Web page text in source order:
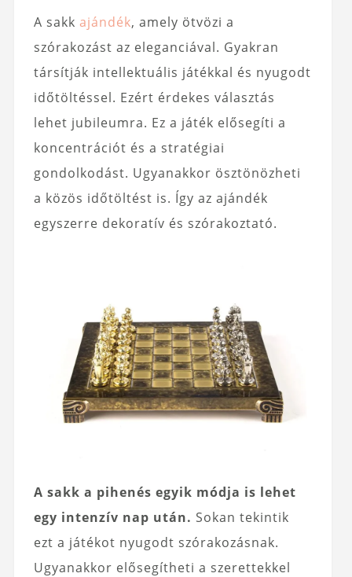
A sakk ajándék, amely ötvözi a
szórakozást az eleganciával. Gyakran
társítják intellektuális játékkal és nyugodt
időtöltéssel. Ezért érdekes választás
lehet jubileumra. Ez a játék elősegíti a
koncentrációt és a stratégiai
gondolkodást. Ugyanakkor ösztönözheti
a közös időtöltést is. Így az ajándék
egyszerre dekoratív és szórakoztató.
A sakk a pihenés egyik módja is lehet
egy intenzív nap után. Sokan tekintik
ezt a játékot nyugodt szórakozásnak.
Ugyanakkor elősegítheti a szerettekkel